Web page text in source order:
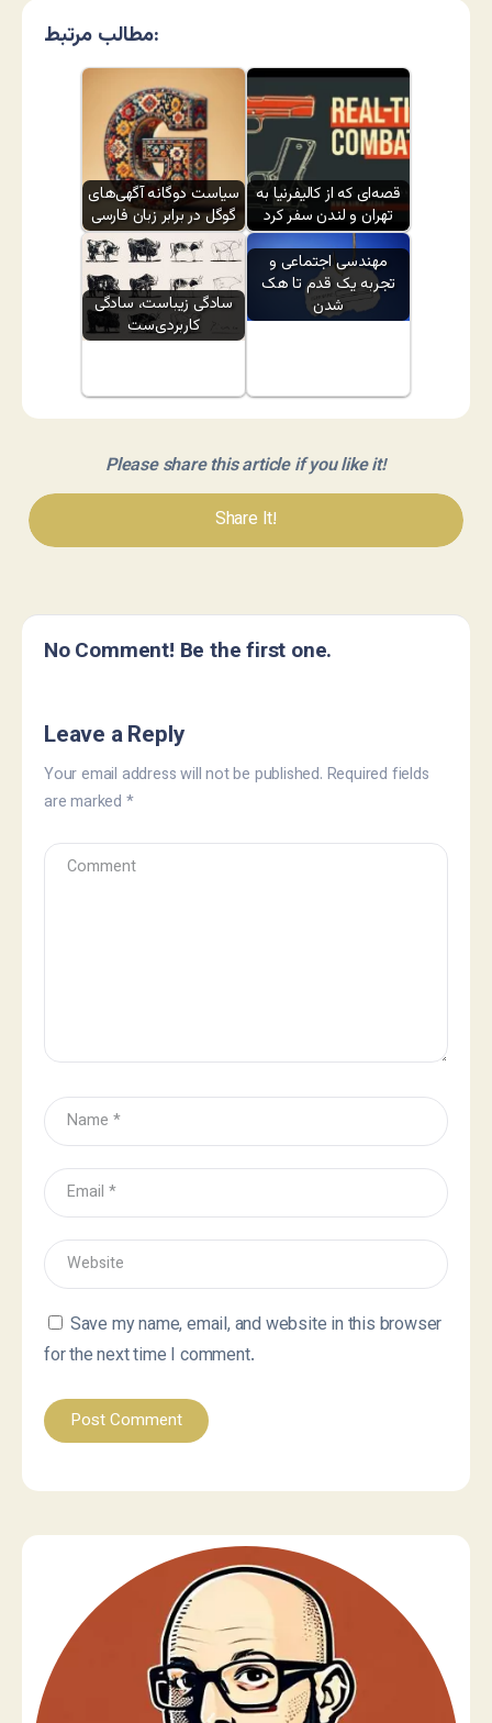
مطالب مرتبط:
سیاست دوگانه آگهی‌های
گوگل در برابر زبان فارسی
قصه‌ای که از کالیفرنیا به
تهران و لندن سفر کرد
سادگی زیباست، سادگی
کاربردی‌ست
مهندسی اجتماعی و
تجربه یک قدم تا هک
شدن
Please share this article if you like it!
Share It!
No Comment! Be the first one.
Leave a Reply
Your email address will not be published. Required fields
are marked *
Save my name, email, and website in this browser
for the next time I comment.